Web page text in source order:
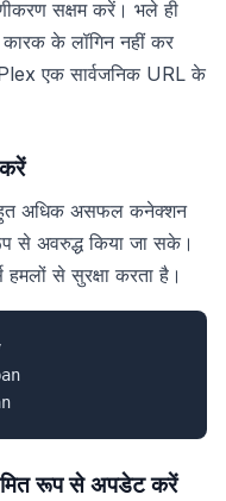
सक्षम करें। भले ही
के लॉगिन नहीं कर
एक सार्वजनिक URL के
अधिक असफल कनेक्शन
से अवरुद्ध किया जा सके।
से सुरक्षा करता है।
रूप से अपडेट करें